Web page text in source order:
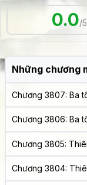
0.0/5
Những chương
Chương 3807: Ba
Chương 3806: Ba
Chương 3805:
Chương 3804: